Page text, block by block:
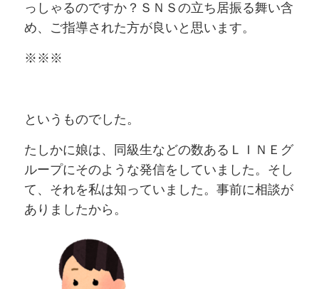
っしゃるのですか？ＳＮＳの立ち居振る舞い含
め、ご指導された方が良いと思います。
※※※
というものでした。
たしかに娘は、同級生などの数あるＬＩＮＥグ
ループにそのような発信をしていました。そし
て、それを私は知っていました。事前に相談が
ありましたから。